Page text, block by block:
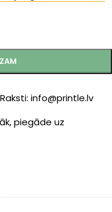
info@printle.lv
piegāde uz